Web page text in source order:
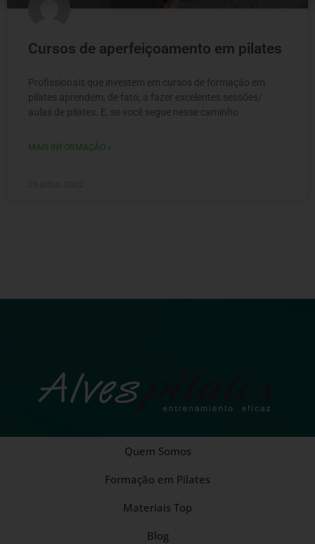
Cursos de aperfeiçoamento em pilates
Profissionais que investem em cursos de formação em
pilates aprendem, de fato, a fazer excelentes sessōes/
aulas de pilates. E, se você segue nesse caminho
MAIS INFORMAÇÃO »
Quem Somos
Formação em Pilates
Materiais Top
Blog